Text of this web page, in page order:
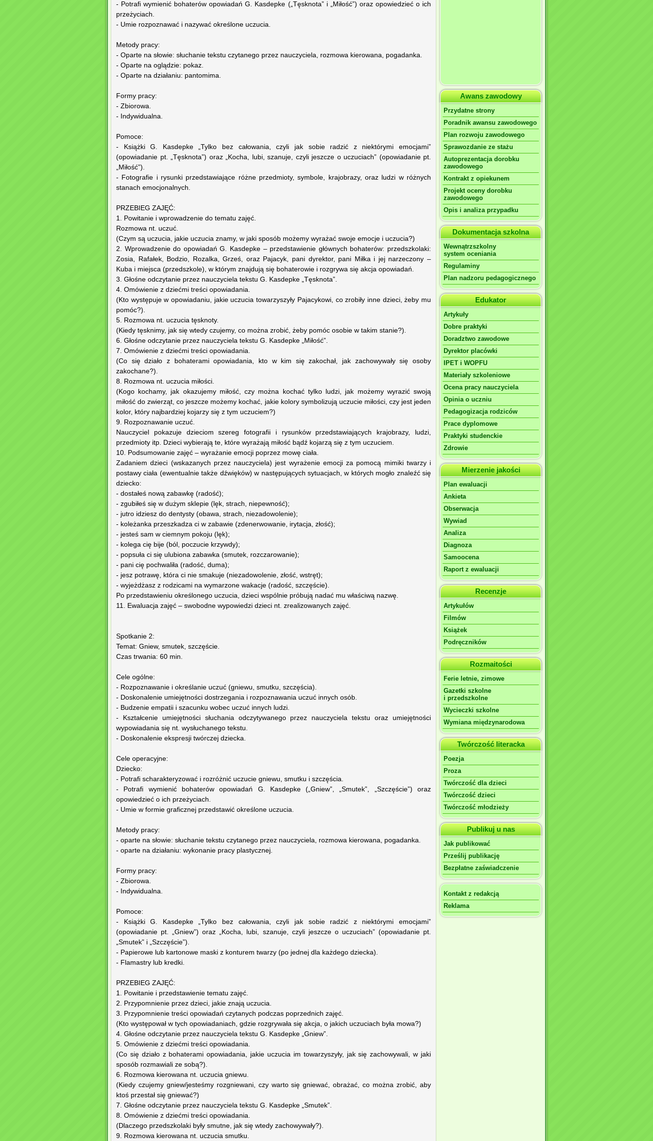
- Potrafi wymienić bohaterów opowiadań G. Kasdepke („Tęsknota” i „Miłość”) oraz opowiedzieć o ich
przeżyciach.
- Umie rozpoznawać i nazywać określone uczucia.
Metody pracy:
- Oparte na słowie: słuchanie tekstu czytanego przez nauczyciela, rozmowa kierowana, pogadanka.
- Oparte na oglądzie: pokaz.
- Oparte na działaniu: pantomima.
Formy pracy:
- Zbiorowa.
- Indywidualna.
Pomoce:
- Książki G. Kasdepke „Tylko bez całowania, czyli jak sobie radzić z niektórymi emocjami”
(opowiadanie pt. „Tęsknota”) oraz „Kocha, lubi, szanuje, czyli jeszcze o uczuciach” (opowiadanie pt.
„Miłość”).
- Fotografie i rysunki przedstawiające różne przedmioty, symbole, krajobrazy, oraz ludzi w różnych
stanach emocjonalnych.
PRZEBIEG ZAJĘĆ:
1. Powitanie i wprowadzenie do tematu zajęć.
Rozmowa nt. uczuć.
(Czym są uczucia, jakie uczucia znamy, w jaki sposób możemy wyrażać swoje emocje i uczucia?)
2. Wprowadzenie do opowiadań G. Kasdepke – przedstawienie głównych bohaterów: przedszkolaki:
Zosia, Rafałek, Bodzio, Rozalka, Grześ, oraz Pajacyk, pani dyrektor, pani Miłka i jej narzeczony –
Kuba i miejsca (przedszkole), w którym znajdują się bohaterowie i rozgrywa się akcja opowiadań.
3. Głośne odczytanie przez nauczyciela tekstu G. Kasdepke „Tęsknota”.
4. Omówienie z dziećmi treści opowiadania.
(Kto występuje w opowiadaniu, jakie uczucia towarzyszyły Pajacykowi, co zrobiły inne dzieci, żeby mu
pomóc?).
5. Rozmowa nt. uczucia tęsknoty.
(Kiedy tęsknimy, jak się wtedy czujemy, co można zrobić, żeby pomóc osobie w takim stanie?).
6. Głośne odczytanie przez nauczyciela tekstu G. Kasdepke „Miłość”.
7. Omówienie z dziećmi treści opowiadania.
(Co się działo z bohaterami opowiadania, kto w kim się zakochał, jak zachowywały się osoby
zakochane?).
8. Rozmowa nt. uczucia miłości.
(Kogo kochamy, jak okazujemy miłość, czy można kochać tylko ludzi, jak możemy wyrazić swoją
miłość do zwierząt, co jeszcze możemy kochać, jakie kolory symbolizują uczucie miłości, czy jest jeden
kolor, który najbardziej kojarzy się z tym uczuciem?)
9. Rozpoznawanie uczuć.
Nauczyciel pokazuje dzieciom szereg fotografii i rysunków przedstawiających krajobrazy, ludzi,
przedmioty itp. Dzieci wybierają te, które wyrażają miłość bądź kojarzą się z tym uczuciem.
10. Podsumowanie zajęć – wyrażanie emocji poprzez mowę ciała.
Zadaniem dzieci (wskazanych przez nauczyciela) jest wyrażenie emocji za pomocą mimiki twarzy i
postawy ciała (ewentualnie także dźwięków) w następujących sytuacjach, w których mogło znaleźć się
dziecko:
- dostałeś nową zabawkę (radość);
- zgubiłeś się w dużym sklepie (lęk, strach, niepewność);
- jutro idziesz do dentysty (obawa, strach, niezadowolenie);
- koleżanka przeszkadza ci w zabawie (zdenerwowanie, irytacja, złość);
- jesteś sam w ciemnym pokoju (lęk);
- kolega cię bije (ból, poczucie krzywdy);
- popsuła ci się ulubiona zabawka (smutek, rozczarowanie);
- pani cię pochwaliła (radość, duma);
- jesz potrawę, która ci nie smakuje (niezadowolenie, złość, wstręt);
- wyjeżdżasz z rodzicami na wymarzone wakacje (radość, szczęście).
Po przedstawieniu określonego uczucia, dzieci wspólnie próbują nadać mu właściwą nazwę.
11. Ewaluacja zajęć – swobodne wypowiedzi dzieci nt. zrealizowanych zajęć.
Spotkanie 2:
Temat: Gniew, smutek, szczęście.
Czas trwania: 60 min.
Cele ogólne:
- Rozpoznawanie i określanie uczuć (gniewu, smutku, szczęścia).
- Doskonalenie umiejętności dostrzegania i rozpoznawania uczuć innych osób.
- Budzenie empatii i szacunku wobec uczuć innych ludzi.
- Kształcenie umiejętności słuchania odczytywanego przez nauczyciela tekstu oraz umiejętności
wypowiadania się nt. wysłuchanego tekstu.
- Doskonalenie ekspresji twórczej dziecka.
Cele operacyjne:
Dziecko:
- Potrafi scharakteryzować i rozróżnić uczucie gniewu, smutku i szczęścia.
- Potrafi wymienić bohaterów opowiadań G. Kasdepke („Gniew”, „Smutek”, „Szczęście”) oraz
opowiedzieć o ich przeżyciach.
- Umie w formie graficznej przedstawić określone uczucia.
Metody pracy:
- oparte na słowie: słuchanie tekstu czytanego przez nauczyciela, rozmowa kierowana, pogadanka.
- oparte na działaniu: wykonanie pracy plastycznej.
Formy pracy:
- Zbiorowa.
- Indywidualna.
Pomoce:
- Książki G. Kasdepke „Tylko bez całowania, czyli jak sobie radzić z niektórymi emocjami”
(opowiadanie pt. „Gniew”) oraz „Kocha, lubi, szanuje, czyli jeszcze o uczuciach” (opowiadanie pt.
„Smutek” i „Szczęście”).
- Papierowe lub kartonowe maski z konturem twarzy (po jednej dla każdego dziecka).
- Flamastry lub kredki.
PRZEBIEG ZAJĘĆ:
1. Powitanie i przedstawienie tematu zajęć.
2. Przypomnienie przez dzieci, jakie znają uczucia.
3. Przypomnienie treści opowiadań czytanych podczas poprzednich zajęć.
(Kto występował w tych opowiadaniach, gdzie rozgrywała się akcja, o jakich uczuciach była mowa?)
4. Głośne odczytanie przez nauczyciela tekstu G. Kasdepke „Gniew”.
5. Omówienie z dziećmi treści opowiadania.
(Co się działo z bohaterami opowiadania, jakie uczucia im towarzyszyły, jak się zachowywali, w jaki
sposób rozmawiali ze sobą?).
6. Rozmowa kierowana nt. uczucia gniewu.
(Kiedy czujemy gniew/jesteśmy rozgniewani, czy warto się gniewać, obrażać, co można zrobić, aby
ktoś przestał się gniewać?)
7. Głośne odczytanie przez nauczyciela tekstu G. Kasdepke „Smutek”.
8. Omówienie z dziećmi treści opowiadania.
(Dlaczego przedszkolaki były smutne, jak się wtedy zachowywały?).
9. Rozmowa kierowana nt. uczucia smutku.
Awans zawodowy
Przydatne strony
Poradnik awansu zawodowego
Plan rozwoju zawodowego
Sprawozdanie ze stażu
Autoprezentacja dorobku
zawodowego
Kontrakt z opiekunem
Projekt oceny dorobku
zawodowego
Opis i analiza przypadku
Dokumentacja szkolna
Wewnątrzszkolny
system oceniania
Regulaminy
Plan nadzoru pedagogicznego
Edukator
Artykuły
Dobre praktyki
Doradztwo zawodowe
Dyrektor placówki
IPET i WOPFU
Materiały szkoleniowe
Ocena pracy nauczyciela
Opinia o uczniu
Pedagogizacja rodziców
Prace dyplomowe
Praktyki studenckie
Zdrowie
Mierzenie jakości
Plan ewaluacji
Ankieta
Obserwacja
Wywiad
Analiza
Diagnoza
Samoocena
Raport z ewaluacji
Recenzje
Artykułów
Filmów
Książek
Podręczników
Rozmaitości
Ferie letnie, zimowe
Gazetki szkolne
i przedszkolne
Wycieczki szkolne
Wymiana międzynarodowa
Twórczość literacka
Poezja
Proza
Twórczość dla dzieci
Twórczość dzieci
Twórczość młodzieży
Publikuj u nas
Jak publikować
Prześlij publikację
Bezpłatne zaświadczenie
Kontakt z redakcją
Reklama